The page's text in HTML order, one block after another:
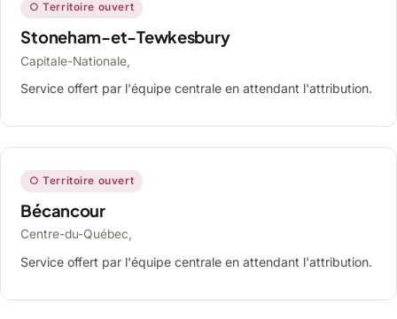
○ Territoire ouvert
Stoneham-et-Tewkesbury
Capitale-Nationale,
Service offert par l'équipe centrale en attendant l'attribution.
○ Territoire ouvert
Bécancour
Centre-du-Québec,
Service offert par l'équipe centrale en attendant l'attribution.